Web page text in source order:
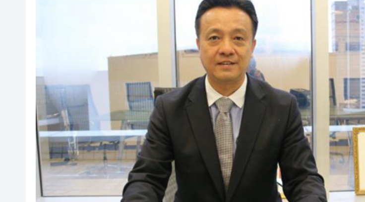
港區人大代表團考察安徽蕪湖 聚焦產業升級、智能製造與文旅融合
從批評鮑威爾到頻繁致電沃什 特朗普對美聯儲影響力再受關注
從單一產品出口到系統性輸出 寧德時代全球化布局進入收穫期